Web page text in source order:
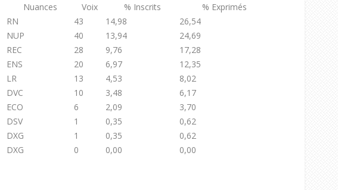
Nuances Voix % Inscrits
% Exprimés
RN 43 14,98
26,54
NUP 40 13,94
24,69
REC 28 9,76
17,28
ENS 20 6,97
12,35
LR 13 4,53
8,02
DVC 10 3,48
6,17
ECO 6 2,09
3,70
DSV 1 0,35
0,62
DXG 1 0,35
0,62
DXG 0 0,00 0,00